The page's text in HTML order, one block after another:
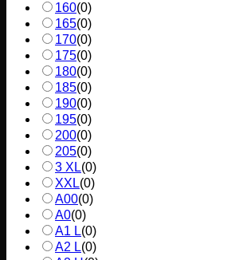
160(0)
165(0)
170(0)
175(0)
180(0)
185(0)
190(0)
195(0)
200(0)
205(0)
3 XL(0)
XXL(0)
A00(0)
A0(0)
A1 L(0)
A2 L(0)